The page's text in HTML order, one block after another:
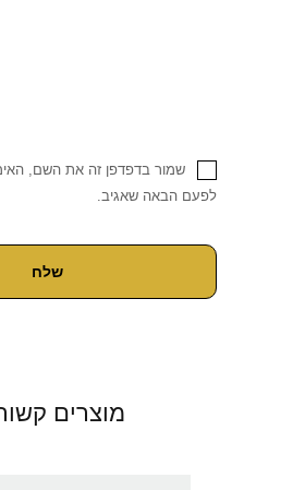
שמור בדפדפן זה את השם,
לפעם הבאה שאגיב.
מוצרים